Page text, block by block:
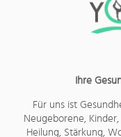
Ihre
Für uns ist
Neugeborene,
Heilung, Stärkung,